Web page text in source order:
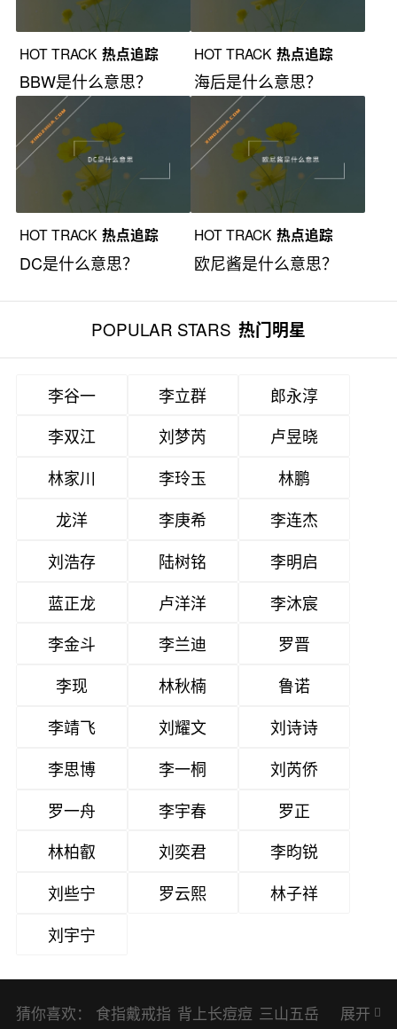
HOT TRACK 热点追踪
BBW是什么意思？
HOT TRACK 热点追踪
海后是什么意思？
HOT TRACK 热点追踪
DC是什么意思？
HOT TRACK 热点追踪
欧尼酱是什么意思？
POPULAR STARS 热门明星
李谷一 李立群
郎永淳
李双江
刘梦芮
卢昱晓
林家川
李玲玉
林鹏
龙洋
李庚希
李连杰
刘浩存
陆树铭
李明启
蓝正龙
卢洋洋
李沐宸
李金斗
李兰迪
罗晋
李现
林秋楠
鲁诺
李靖飞
刘耀文
刘诗诗
李思博
李一桐
刘芮侨
罗一舟
李宇春
罗正
林柏叡
刘奕君
李昀锐
刘些宁
罗云熙
林子祥
刘宇宁
猜你喜欢： 食指戴戒指 背上长痘痘 三山五岳 展开